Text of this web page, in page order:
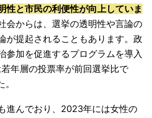
性と市民の利便性が向上していま
会からは、選挙の透明性や言論の
が提起されることもあります。政
参加を促進するプログラムを導入
年層の投票率が前回選挙比で
進んでおり、2023年には女性の